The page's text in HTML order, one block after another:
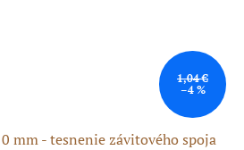
1,04 €
–4 %
mm - tesnenie závitového spoja